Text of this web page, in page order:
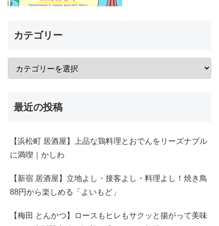
カテゴリー
最近の投稿
【浜松町 居酒屋】上品な鶏料理とおでんをリーズナブル
に満喫｜かしわ
【新宿 居酒屋】立地よし・接客よし・料理よし！焼き鳥
88円から楽しめる「よいもど」
【梅田 とんかつ】ロースもヒレもサクッと揚がって美味